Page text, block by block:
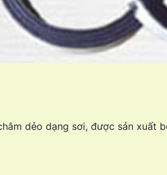
dẻo dạng sơi, được sản